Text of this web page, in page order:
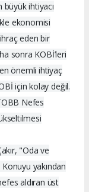
ihtiyacı
ekonomisi
eden bir
sonra KOBİ’leri
önemli ihtiyaç
için kolay değil.
Nefes
"Oda ve
yakından
aldıran üst